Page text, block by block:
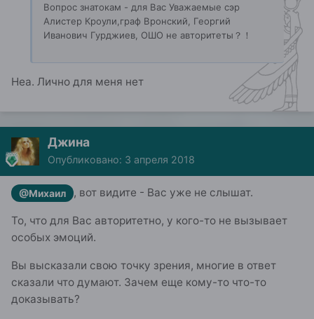
Вопрос знатокам - для Вас Уважаемые сэр
Алистер Кроули,граф Вронский, Георгий
Иванович Гурджиев, ОШО не авторитеты？！
Неа. Лично для меня нет
Джина
Опубликовано: 3 апреля 2018
@Михаил , вот видите - Вас уже не слышат.
То, что для Вас авторитетно, у кого-то не вызывает
особых эмоций.
Вы высказали свою точку зрения, многие в ответ
сказали что думают. Зачем еще кому-то что-то
доказывать?